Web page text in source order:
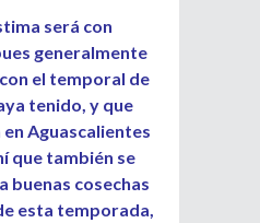
será con
generalmente
el temporal de
tenido, y que
Aguascalientes
que también se
buenas cosechas
esta temporada,